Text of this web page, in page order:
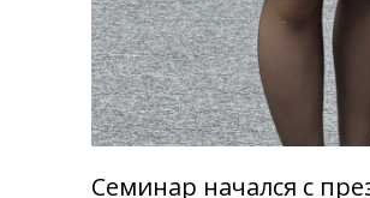
Семинар начался с